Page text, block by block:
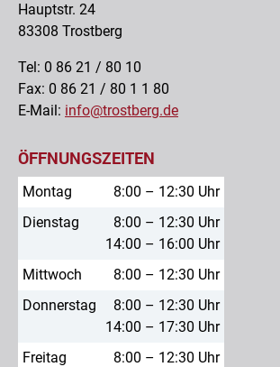
Hauptstr. 24
83308 Trostberg
Tel: 0 86 21 / 80 10
Fax: 0 86 21 / 80 1 1 80
E-Mail: info@trostberg.de
ÖFFNUNGSZEITEN
Montag
8:00 – 12:30 Uhr
Dienstag
8:00 – 12:30 Uhr
14:00 – 16:00 Uhr
Mittwoch
8:00 – 12:30 Uhr
Donnerstag
8:00 – 12:30 Uhr
14:00 – 17:30 Uhr
Freitag
8:00 – 12:30 Uhr